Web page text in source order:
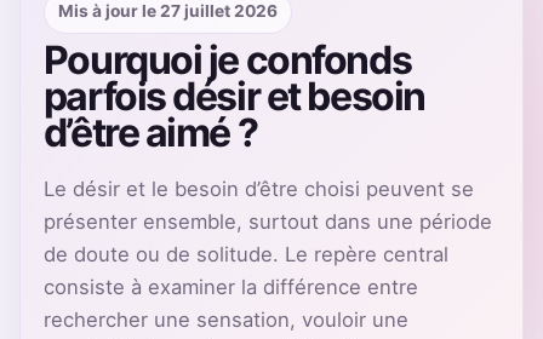
Mis à jour le 27 juillet 2026
Pourquoi je confonds
parfois désir et besoin
d’être aimé ?
Le désir et le besoin d’être choisi peuvent se
présenter ensemble, surtout dans une période
de doute ou de solitude. Le repère central
consiste à examiner la différence entre
rechercher une sensation, vouloir une